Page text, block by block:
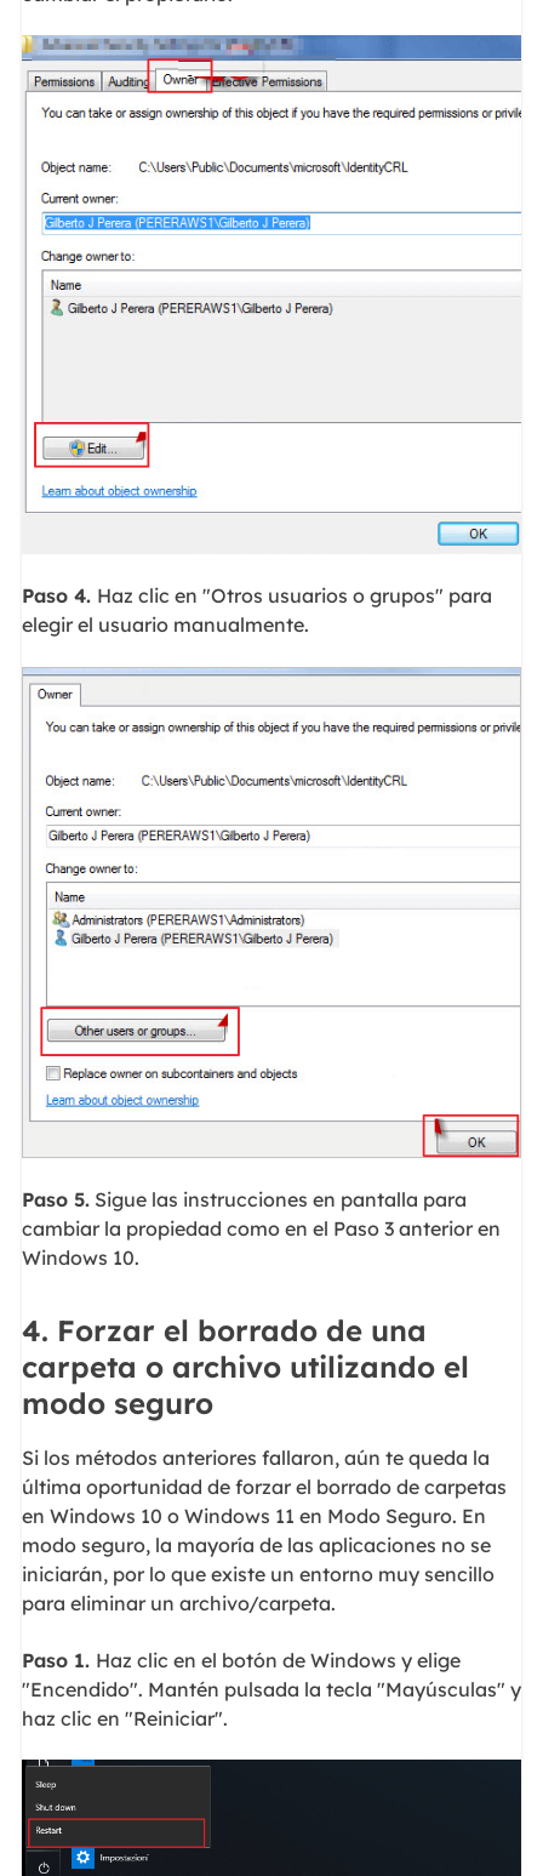
Paso 4. Haz clic en "Otros usuarios o grupos" para
elegir el usuario manualmente.
Paso 5.Sigue las instrucciones en pantalla para
cambiar la propiedad como en el Paso 3 anterior en
Windows 10.
4. Forzar el borrado de una
carpeta o archivo utilizando el
modo seguro
Si los métodos anteriores fallaron, aún te queda la
última oportunidad de forzar el borrado de carpetas
en Windows 10 o Windows 11 en Modo Seguro. En
modo seguro, la mayoría de las aplicaciones no se
iniciarán, por lo que existe un entorno muy sencillo
para eliminar un archivo/carpeta.
Paso 1. Haz clic en el botón de Windows y elige
"Encendido". Mantén pulsada la tecla "Mayúsculas" y
haz clic en "Reiniciar".